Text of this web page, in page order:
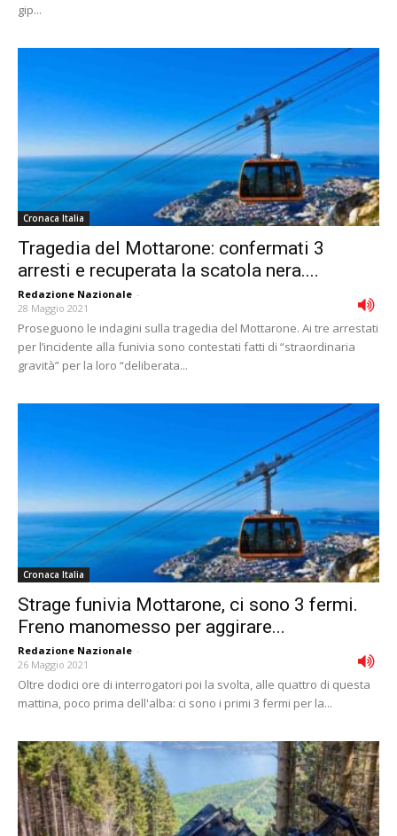
gip...
Cronaca Italia
Tragedia del Mottarone: confermati 3
arresti e recuperata la scatola nera....
Redazione Nazionale -
28 Maggio 2021
Proseguono le indagini sulla tragedia del Mottarone. Ai tre arrestati
per l’incidente alla funivia sono contestati fatti di “straordinaria
gravità” per la loro “deliberata...
Cronaca Italia
Strage funivia Mottarone, ci sono 3 fermi.
Freno manomesso per aggirare...
Redazione Nazionale -
26 Maggio 2021
Oltre dodici ore di interrogatori poi la svolta, alle quattro di questa
mattina, poco prima dell'alba: ci sono i primi 3 fermi per la...